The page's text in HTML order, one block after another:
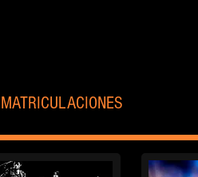
MATRICULACIONES